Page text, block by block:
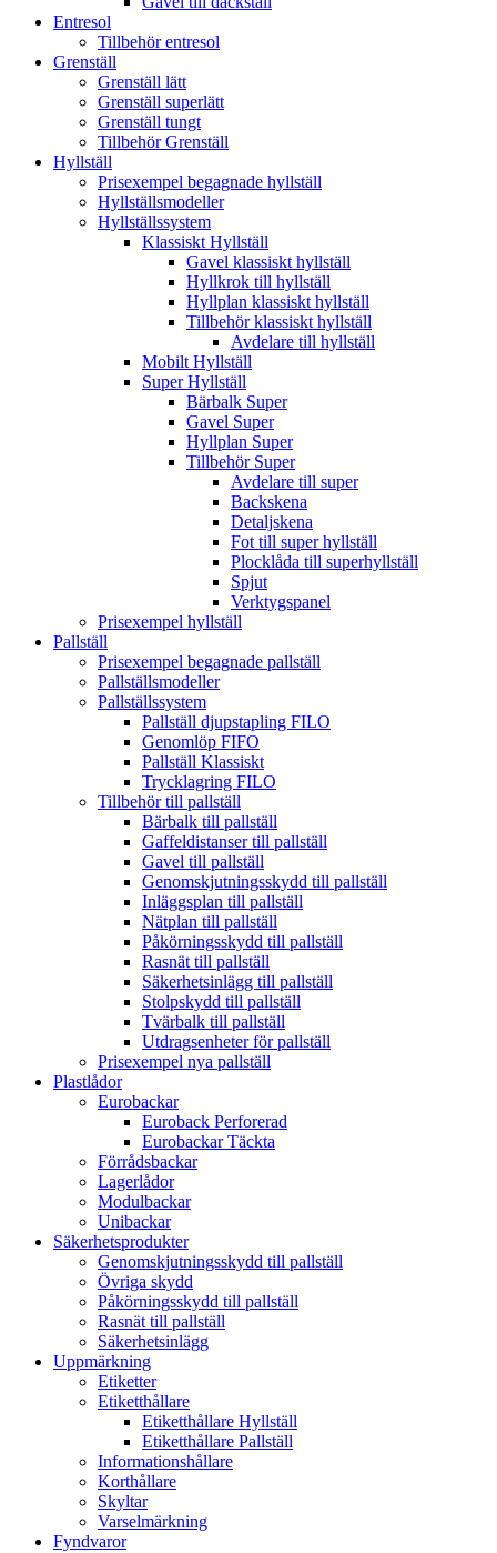
Entresol
Tillbehör entresol
Grenställ
Grenställ lätt
Grenställ superlätt
Grenställ tungt
Tillbehör Grenställ
Hyllställ
Prisexempel begagnade hyllställ
Hyllställsmodeller
Hyllställssystem
Klassiskt Hyllställ
Gavel klassiskt hyllställ
Hyllkrok till hyllställ
Hyllplan klassiskt hyllställ
Tillbehör klassiskt hyllställ
Avdelare till hyllställ
Mobilt Hyllställ
Super Hyllställ
Bärbalk Super
Gavel Super
Hyllplan Super
Tillbehör Super
Avdelare till super
Backskena
Detaljskena
Fot till super hyllställ
Plocklåda till superhyllställ
Spjut
Verktygspanel
Prisexempel hyllställ
Pallställ
Prisexempel begagnade pallställ
Pallställsmodeller
Pallställssystem
Pallställ djupstapling FILO
Genomlöp FIFO
Pallställ Klassiskt
Trycklagring FILO
Tillbehör till pallställ
Bärbalk till pallställ
Gaffeldistanser till pallställ
Gavel till pallställ
Genomskjutningsskydd till pallställ
Inläggsplan till pallställ
Nätplan till pallställ
Påkörningsskydd till pallställ
Rasnät till pallställ
Säkerhetsinlägg till pallställ
Stolpskydd till pallställ
Tvärbalk till pallställ
Utdragsenheter för pallställ
Prisexempel nya pallställ
Plastlådor
Eurobackar
Euroback Perforerad
Eurobackar Täckta
Förrådsbackar
Lagerlådor
Modulbackar
Unibackar
Säkerhetsprodukter
Genomskjutningsskydd till pallställ
Övriga skydd
Påkörningsskydd till pallställ
Rasnät till pallställ
Säkerhetsinlägg
Uppmärkning
Etiketter
Etiketthållare
Etiketthållare Hyllställ
Etiketthållare Pallställ
Informationshållare
Korthållare
Skyltar
Varselmärkning
Fyndvaror